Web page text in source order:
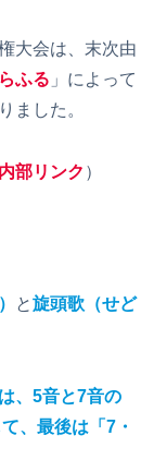
大会は、末次由
ふる 」によって
ました。
内部リンク ）
と旋頭歌（せど
、5音と7音の
、最後は「7・